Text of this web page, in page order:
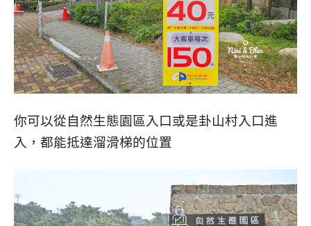
你可以從自然生態園區入口或是卦山村入口進
入，都能抵達溜滑梯的位置